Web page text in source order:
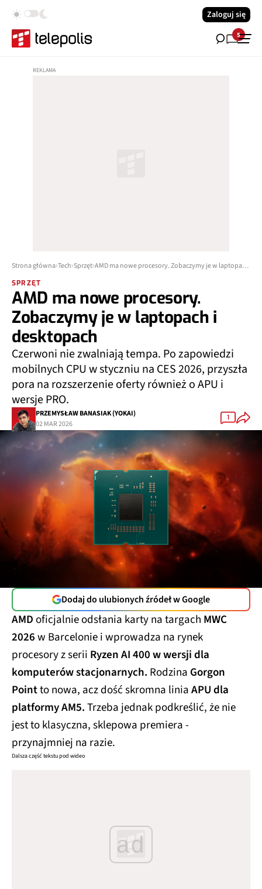
Zaloguj się
5
Strona główna Tech Sprzęt AMD ma nowe procesory. Zobaczymy je w laptopach i desktopach
SPRZĘT
AMD ma nowe procesory.
Zobaczymy je w laptopach i
desktopach
Czerwoni nie zwalniają tempa. Po zapowiedzi
mobilnych CPU w styczniu na CES 2026, przyszła
pora na rozszerzenie oferty również o APU i
wersje PRO.
PRZEMYSŁAW BANASIAK (YOKAI)
02 MAR 2026
1
Dodaj do ulubionych źródeł w Google
AMDoficjalnie odsłania karty na targach MWC
2026w Barcelonie i wprowadza na rynek
procesory z serii Ryzen AI 400 w wersji dla
komputerów stacjonarnych. Rodzina Gorgon
Pointto nowa, acz dość skromna liniaAPU dla
platformy AM5.Trzeba jednak podkreślić, że nie
jest to klasyczna, sklepowa premiera -
przynajmniej na razie.
Dalsza część tekstu pod wideo
ad